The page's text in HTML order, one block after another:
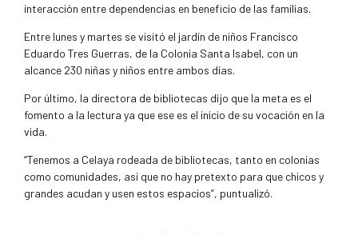
interacción entre dependencias en beneficio de las familias.
Entre lunes y martes se visitó el jardín de niños Francisco
Eduardo Tres Guerras, de la Colonia Santa Isabel, con un
alcance 230 niñas y niños entre ambos días.
Por último, la directora de bibliotecas dijo que la meta es el
fomento a la lectura ya que ese es el inicio de su vocación en la
vida.
“Tenemos a Celaya rodeada de bibliotecas, tanto en colonias
como comunidades, así que no hay pretexto para que chicos y
grandes acudan y usen estos espacios”, puntualizó.